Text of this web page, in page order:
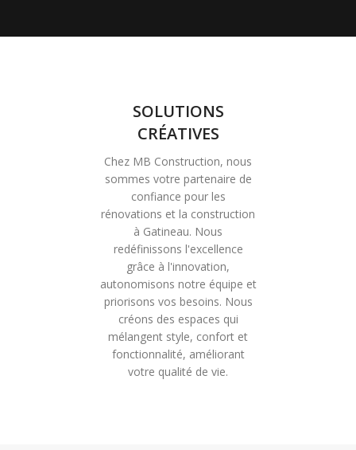
SOLUTIONS
CRÉATIVES
Chez MB Construction, nous
sommes votre partenaire de
confiance pour les
rénovations et la construction
à Gatineau. Nous
redéfinissons l'excellence
grâce à l'innovation,
autonomisons notre équipe et
priorisons vos besoins. Nous
créons des espaces qui
mélangent style, confort et
fonctionnalité, améliorant
votre qualité de vie.